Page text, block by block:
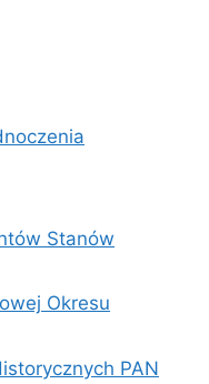
Stanów
Okresu
PAN